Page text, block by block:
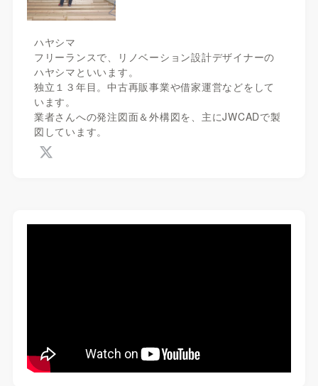
ハヤシマ
フリーランスで、リノベーション設計デザイナーの
ハヤシマといいます。
独立１３年目。中古再販事業や借家運営などをして
います。
業者さんへの発注図面＆外構図を、主にJWCADで製
図しています。